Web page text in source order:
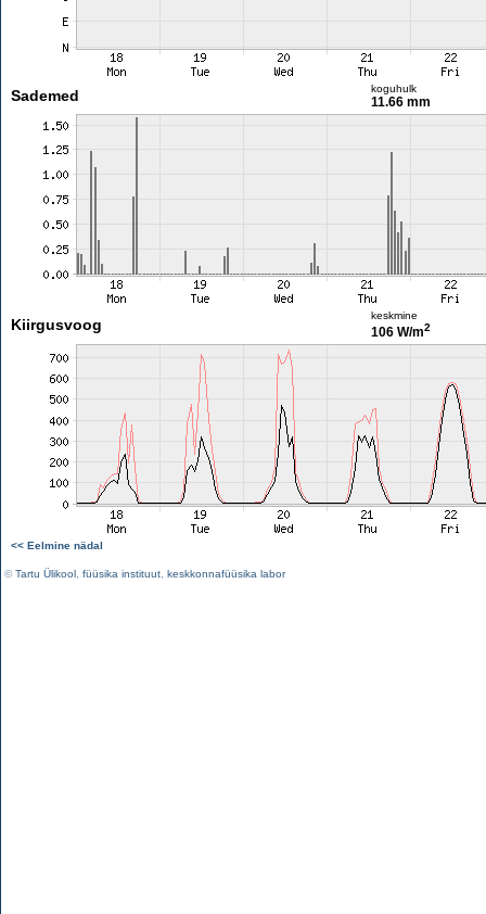
Sademed koguhulk
11.66 mm
Kiirgusvoog
keskmine
106 W/m2
<< Eelmine nädal
©Tartu Ülikool füüsika instituut keskkonnafüüsika labor